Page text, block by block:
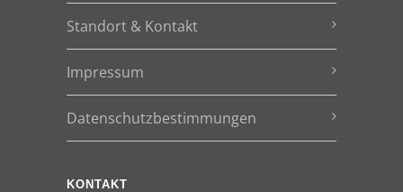
Standort & Kontakt
Impressum
Datenschutzbestimmungen
KONTAKT